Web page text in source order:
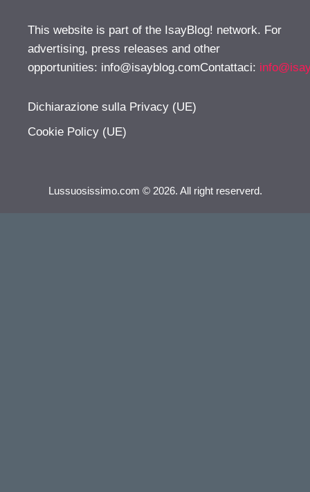
This website is part of the IsayBlog! network. For
advertising, press releases and other
opportunities: info@isayblog.comContattaci:
Dichiarazione sulla Privacy (UE)
Cookie Policy (UE)
Lussuosissimo.com © 2026. All right reserverd.